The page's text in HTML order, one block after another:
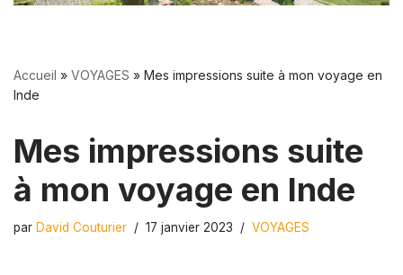
Accueil » VOYAGES » Mes impressions suite à mon voyage en
Inde
Mes impressions suite
à mon voyage en Inde
par David Couturier 17 janvier 2023 VOYAGES